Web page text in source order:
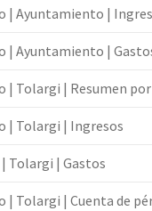
| Ayuntamiento |
| Ayuntamiento |
| Tolargi | Resumen
| Tolargi | Ingresos
Tolargi | Gastos
| Tolargi | Cuenta de